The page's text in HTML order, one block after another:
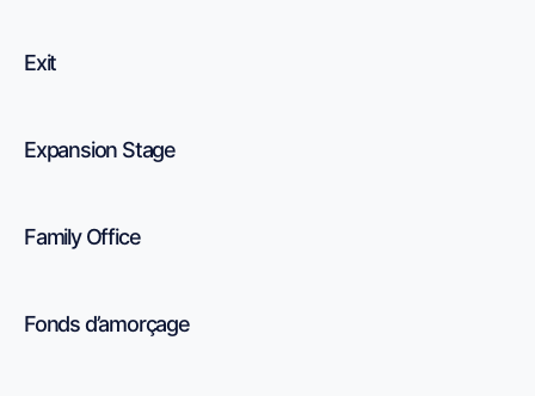
Exit
Expansion Stage
Family Office
Fonds d’amorçage